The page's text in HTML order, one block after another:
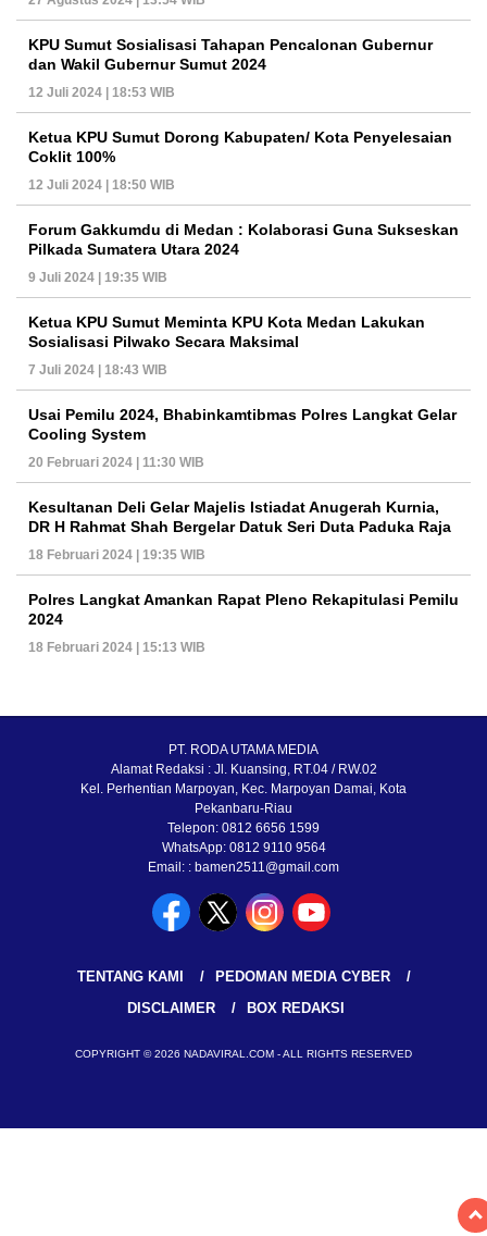
KPU Sumut Sosialisasi Tahapan Pencalonan Gubernur
dan Wakil Gubernur Sumut 2024
12 Juli 2024 | 18:53 WIB
Ketua KPU Sumut Dorong Kabupaten/ Kota Penyelesaian
Coklit 100%
12 Juli 2024 | 18:50 WIB
Forum Gakkumdu di Medan : Kolaborasi Guna Sukseskan
Pilkada Sumatera Utara 2024
9 Juli 2024 | 19:35 WIB
Ketua KPU Sumut Meminta KPU Kota Medan Lakukan
Sosialisasi Pilwako Secara Maksimal
7 Juli 2024 | 18:43 WIB
Usai Pemilu 2024, Bhabinkamtibmas Polres Langkat Gelar
Cooling System
20 Februari 2024 | 11:30 WIB
Kesultanan Deli Gelar Majelis Istiadat Anugerah Kurnia,
DR H Rahmat Shah Bergelar Datuk Seri Duta Paduka Raja
18 Februari 2024 | 19:35 WIB
Polres Langkat Amankan Rapat Pleno Rekapitulasi Pemilu
2024
18 Februari 2024 | 15:13 WIB
PT. RODA UTAMA MEDIA
Alamat Redaksi : Jl. Kuansing, RT.04 / RW.02
Kel. Perhentian Marpoyan, Kec. Marpoyan Damai, Kota
Pekanbaru-Riau
Telepon: 0812 6656 1599
WhatsApp: 0812 9110 9564
Email: : bamen2511@gmail.com
TENTANG KAMI
PEDOMAN MEDIA CYBER
DISCLAIMER
BOX REDAKSI
COPYRIGHT © 2026 NADAVIRAL.COM - ALL RIGHTS RESERVED